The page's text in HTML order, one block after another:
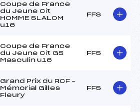
Coupe de France
du Jeune Cit
HOMME SLALOM
u16
FFS
Coupe de France
du Jeune Cit GS
Masculin u16
FFS
Grand Prix du RCF –
Mémorial Gilles
Fleury
FFS